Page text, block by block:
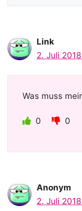
Link
2. Juli
Was muss
0 0
Anonym
2. Juli